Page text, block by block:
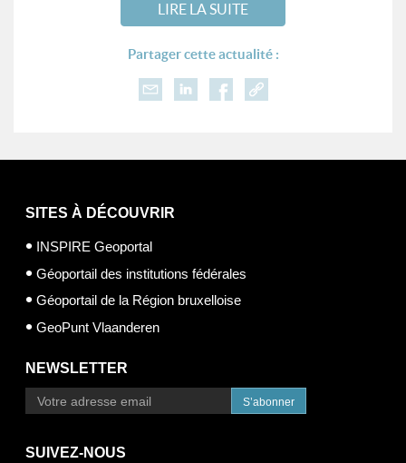
LIRE LA SUITE
Partager cette actualité :
SITES À DÉCOUVRIR
INSPIRE Geoportal
Géoportail des institutions fédérales
Géoportail de la Région bruxelloise
GeoPunt Vlaanderen
NEWSLETTER
S’abonner
SUIVEZ-NOUS